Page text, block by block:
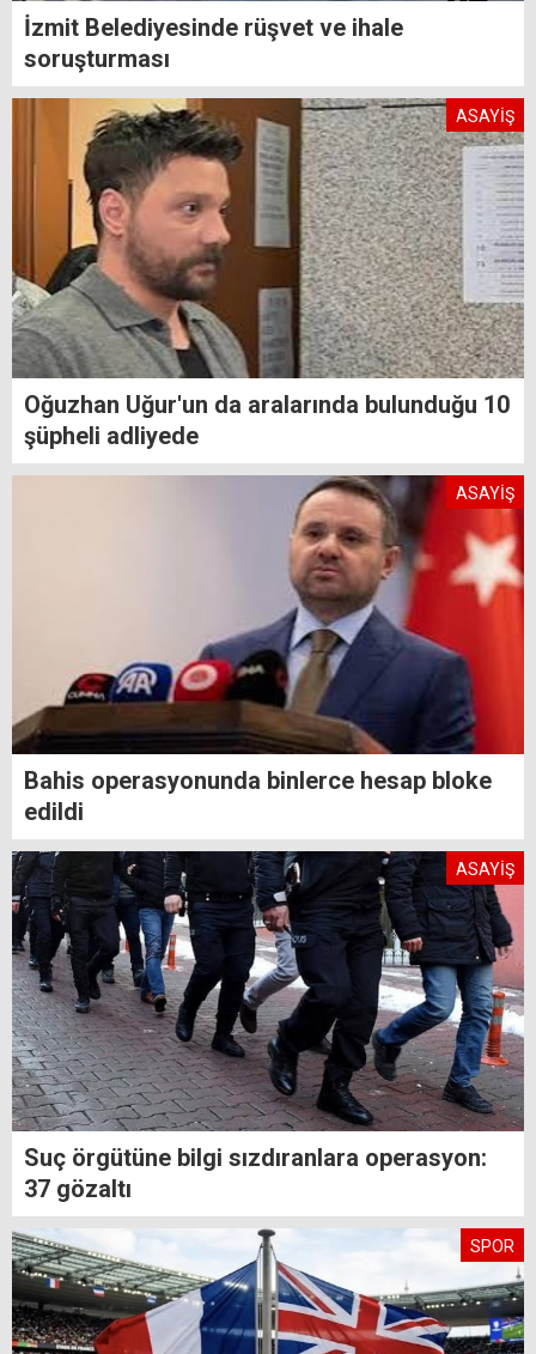
İzmit Belediyesinde rüşvet ve ihale
soruşturması
ASAYİŞ
Oğuzhan Uğur'un da aralarında bulunduğu 10
şüpheli adliyede
ASAYİŞ
Bahis operasyonunda binlerce hesap bloke
edildi
ASAYİŞ
Suç örgütüne bilgi sızdıranlara operasyon:
37 gözaltı
SPOR